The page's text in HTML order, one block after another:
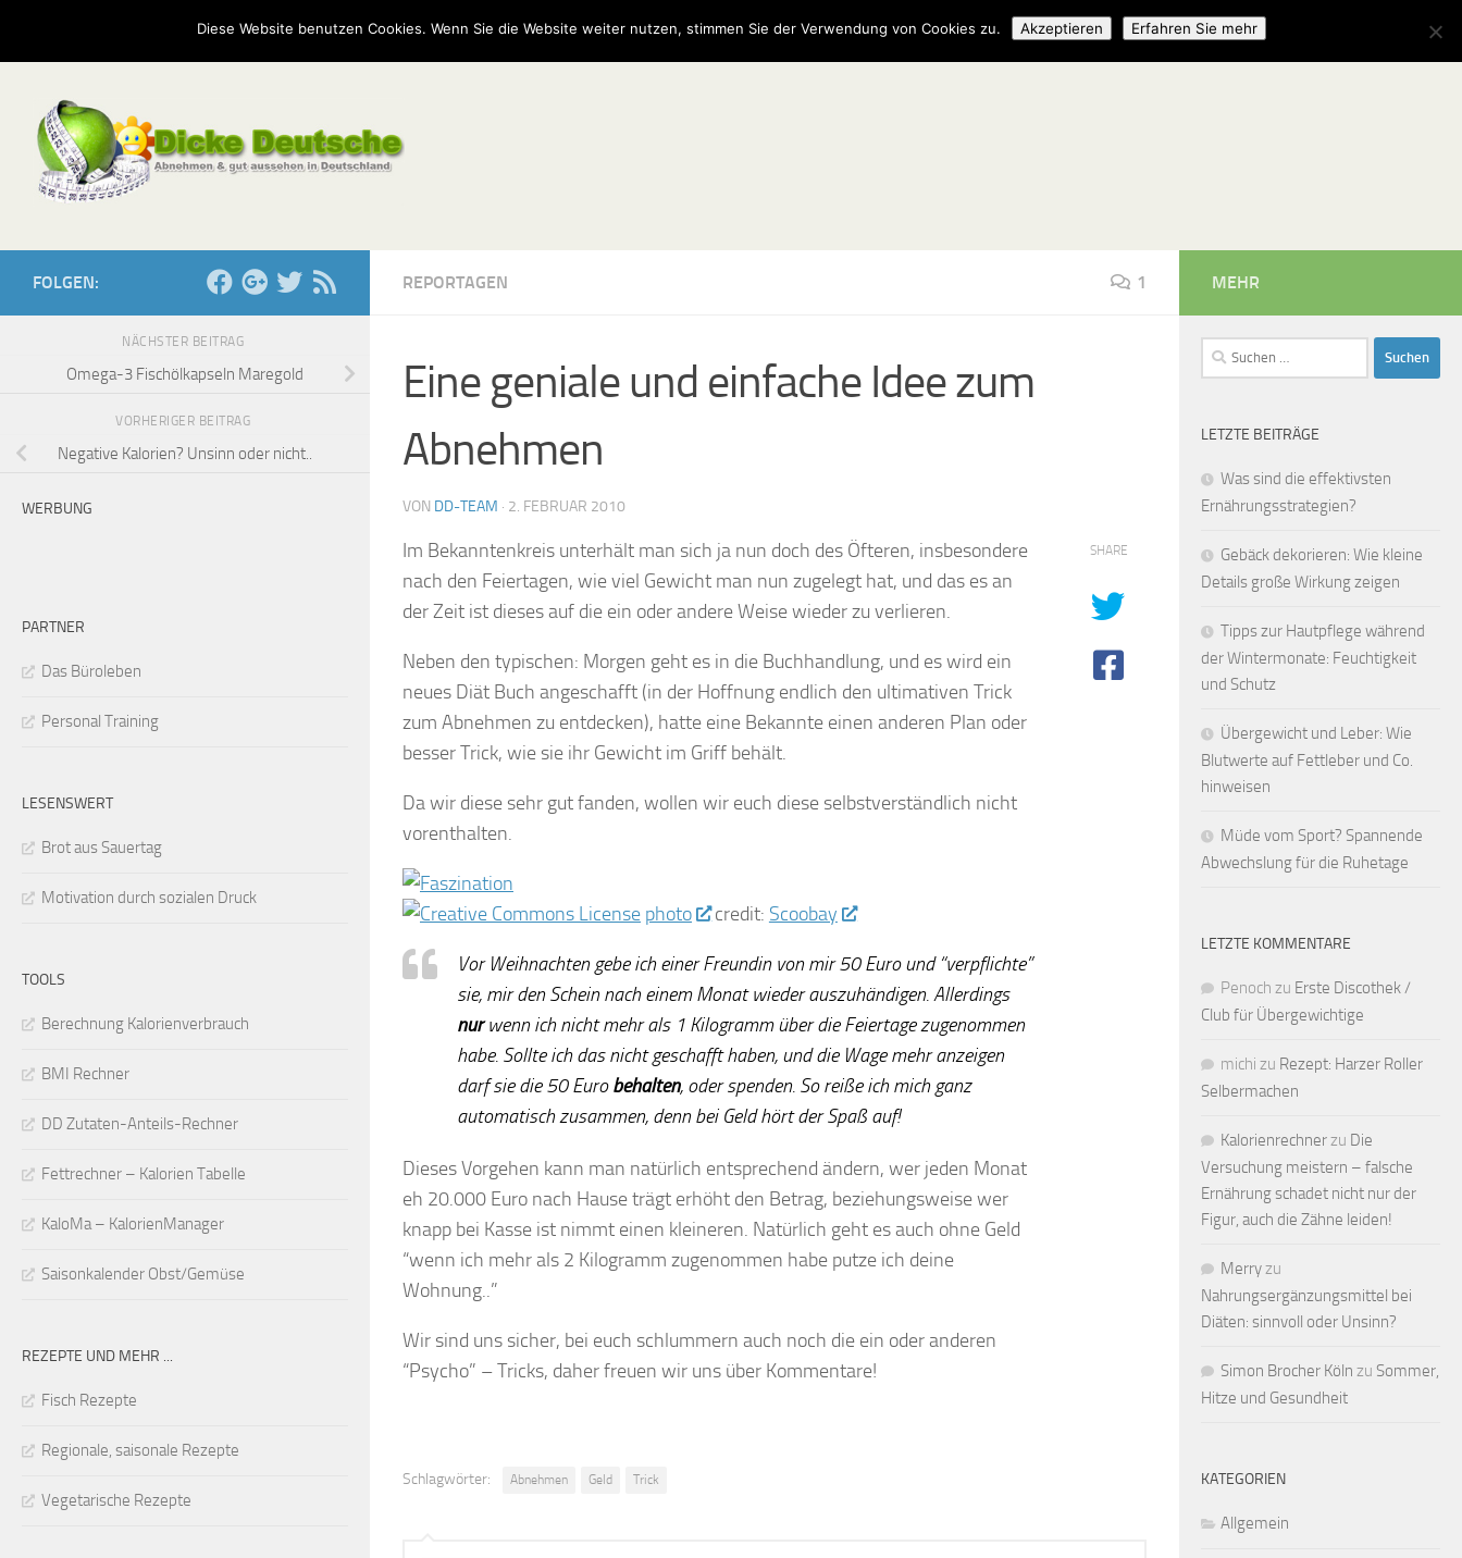
Kontakt Serien Umfragen
REPORTAGEN 1
Eine geniale und einfache Idee zum
Abnehmen
VON DD-TEAM · 2. FEBRUAR 2010
Im Bekanntenkreis unterhält man sich ja nun doch des Öfteren, insbesondere
nach den Feiertagen, wie viel Gewicht man nun zugelegt hat, und das es an
der Zeit ist dieses auf die ein oder andere Weise wieder zu verlieren.
Neben den typischen: Morgen geht es in die Buchhandlung, und es wird ein
neues Diät Buch angeschafft (in der Hoffnung endlich den ultimativen Trick
zum Abnehmen zu entdecken), hatte eine Bekannte einen anderen Plan oder
besser Trick, wie sie ihr Gewicht im Griff behält.
Da wir diese sehr gut fanden, wollen wir euch diese selbstverständlich nicht
vorenthalten.
photo credit: Scoobay
Vor Weihnachten gebe ich einer Freundin von mir 50 Euro und “verpflichte”
sie, mir den Schein nach einem Monat wieder auszuhändigen. Allerdings
nurwenn ich nicht mehr als 1 Kilogramm über die Feiertage zugenommen
habe. Sollte ich das nicht geschafft haben, und die Wage mehr anzeigen
darf sie die 50 Eurobehalten, oder spenden. So reiße ich mich ganz
automatisch zusammen, denn bei Geld hört der Spaß auf!
Dieses Vorgehen kann man natürlich entsprechend ändern, wer jeden Monat
eh 20.000 Euro nach Hause trägt erhöht den Betrag, beziehungsweise wer
knapp bei Kasse ist nimmt einen kleineren. Natürlich geht es auch ohne Geld
“wenn ich mehr als 2 Kilogramm zugenommen habe putze ich deine
Wohnung..”
Wir sind uns sicher, bei euch schlummern auch noch die ein oder anderen
“Psycho” – Tricks, daher freuen wir uns über Kommentare!
SHARE
Schlagwörter: Abnehmen Geld Trick
FOLGEN:
NÄCHSTER BEITRAG
Omega-3 Fischölkapseln Maregold
VORHERIGER BEITRAG
Negative Kalorien? Unsinn oder nicht..
WERBUNG
PARTNER
Das Büroleben
Personal Training
LESENSWERT
Brot aus Sauertag
Motivation durch sozialen Druck
TOOLS
Berechnung Kalorienverbrauch
BMI Rechner
DD Zutaten-Anteils-Rechner
Fettrechner – Kalorien Tabelle
KaloMa – KalorienManager
Saisonkalender Obst/Gemüse
REZEPTE UND MEHR ...
Fisch Rezepte
Regionale, saisonale Rezepte
Vegetarische Rezepte
MEHR
Suchen
nach:
LETZTE BEITRÄGE
Was sind die effektivsten
Ernährungsstrategien?
Gebäck dekorieren: Wie kleine
Details große Wirkung zeigen
Tipps zur Hautpflege während
der Wintermonate: Feuchtigkeit
und Schutz
Übergewicht und Leber: Wie
Blutwerte auf Fettleber und Co.
hinweisen
Müde vom Sport? Spannende
Abwechslung für die Ruhetage
LETZTE KOMMENTARE
Penoch zu Erste Discothek /
Club für Übergewichtige
michi zu Rezept: Harzer Roller
Selbermachen
Kalorienrechnerzu Die
Versuchung meistern – falsche
Ernährung schadet nicht nur der
Figur, auch die Zähne leiden!
Merryzu
Nahrungsergänzungsmittel bei
Diäten: sinnvoll oder Unsinn?
Simon Brocher Köln zu Sommer,
Hitze und Gesundheit
KATEGORIEN
Allgemein
Diese Website benutzen Cookies. Wenn Sie die Website weiter nutzen, stimmen Sie der Verwendung von Cookies zu. Akzeptieren Erfahren Sie mehr